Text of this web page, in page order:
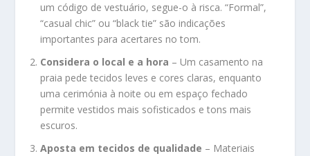
um código de vestuário, segue-o à risca. “Formal”,
“casual chic” ou “black tie” são indicações
importantes para acertares no tom.
Considera o local e a hora – Um casamento na
praia pede tecidos leves e cores claras, enquanto
uma cerimónia à noite ou em espaço fechado
permite vestidos mais sofisticados e tons mais
escuros.
Aposta em tecidos de qualidade – Materiais